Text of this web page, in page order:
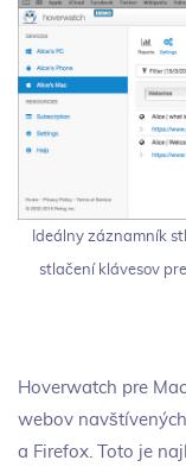
Ideálny záznamník
stlačení klávesov
Hoverwatch pre
webov
a Firefox. Toto je